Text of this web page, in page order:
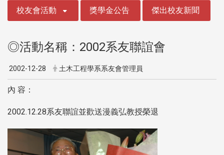
校友會活動 獎學金公告 傑出校友新聞
◎活動名稱：2002系友聯誼會
2002-12-28 土木工程學系系友會管理員
內 容：
2002.12.28系友聯誼並歡送漫義弘教授榮退